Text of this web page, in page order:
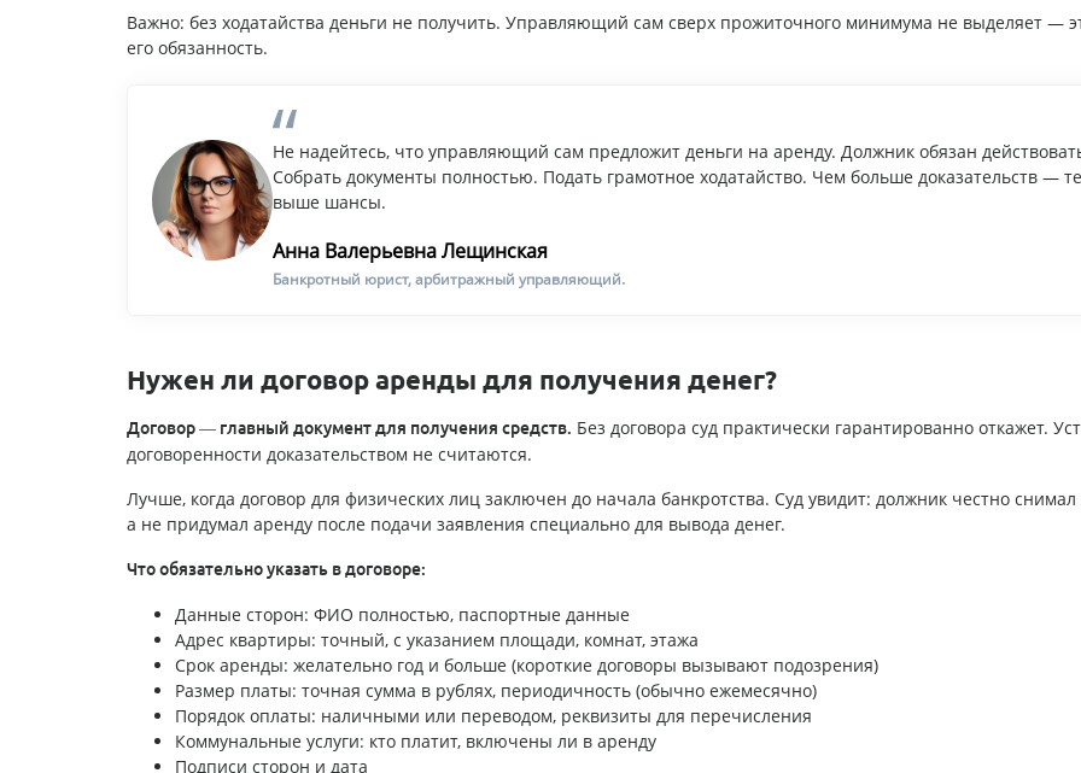
Важно: без ходатайства деньги не получить. Управляющий сам сверх прожиточного минимума не выделяет —
его обязанность.
Не надейтесь, что управляющий сам предложит деньги на аренду. Должник обязан
Собрать документы полностью. Подать грамотное ходатайство. Чем больше доказательств —
выше шансы.
Анна Валерьевна Лещинская
Банкротный юрист, арбитражный управляющий.
Нужен ли договор аренды для получения денег?
Договор — главный документ для получения средств. Без договора суд практически гарантированно откажет.
договоренности доказательством не считаются.
Лучше, когда договор для физических лиц заключен до начала банкротства. Суд увидит: должник честно
а не придумал аренду после подачи заявления специально для вывода денег.
Что обязательно указать в договоре:
Данные сторон: ФИО полностью, паспортные данные
Адрес квартиры: точный, с указанием площади, комнат, этажа
Срок аренды: желательно год и больше (короткие договоры вызывают подозрения)
Размер платы: точная сумма в рублях, периодичность (обычно ежемесячно)
Порядок оплаты: наличными или переводом, реквизиты для перечисления
Коммунальные услуги: кто платит, включены ли в аренду
Подписи сторон и дата